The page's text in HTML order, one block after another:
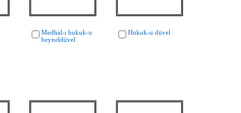
Medhal-ı hukuk-u
beyneldüvel
Hukuk-u düvel